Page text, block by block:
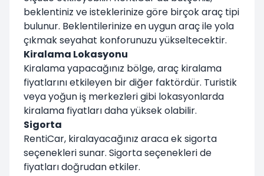
beklentiniz ve isteklerinize göre birçok araç tipi
bulunur. Beklentilerinize en uygun araç ile yola
çıkmak seyahat konforunuzu yükseltecektir.
Kiralama Lokasyonu
Kiralama yapacağınız bölge, araç kiralama
fiyatlarını etkileyen bir diğer faktördür. Turistik
veya yoğun iş merkezleri gibi lokasyonlarda
kiralama fiyatları daha yüksek olabilir.
Sigorta
RentiCar, kiralayacağınız araca ek sigorta
seçenekleri sunar. Sigorta seçenekleri de
fiyatları doğrudan etkiler.